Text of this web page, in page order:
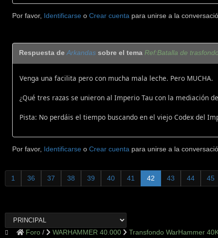
Por favor, Identificarse o Crear cuenta para unirse a la
Respuesta deArkandas sobre el tema Ref:Batalla de
Venga una facilita pero con mucha mala leche. Pero MUCHA.
¿Qué tres razas se unieron al Imperio Tau con la mediación
Pista: No perdáis el tiempo buscando en el viejo Codex del
Por favor, Identificarse o Crear cuenta para unirse a la
1 36 37 38 39 40 41 42 43 44 45
Foro WARHAMMER 40.000 Transfondo WarHammer